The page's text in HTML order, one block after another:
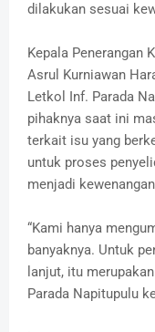
dilakukan sesuai
Kepala Penerangan
Asrul Kurniawan
Letkol Inf. Parada
pihaknya saat ini
terkait isu yang
untuk proses
menjadi
“Kami hanya
banyaknya. Untuk
lanjut, itu
Parada Napitupulu